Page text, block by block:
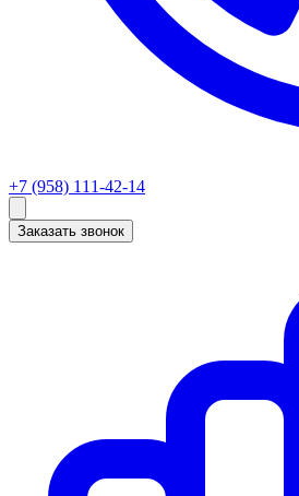
+7 (958) 111-42-14
Заказать звонок